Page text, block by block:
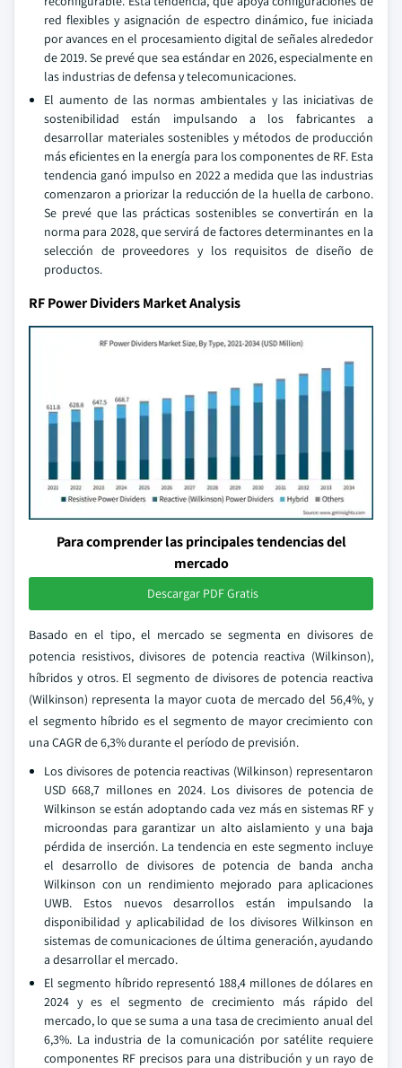
red flexibles y asignación de espectro dinámico, fue iniciada
por avances en el procesamiento digital de señales alrededor
de 2019. Se prevé que sea estándar en 2026, especialmente en
las industrias de defensa y telecomunicaciones.
El aumento de las normas ambientales y las iniciativas de
sostenibilidad están impulsando a los fabricantes a
desarrollar materiales sostenibles y métodos de producción
más eficientes en la energía para los componentes de RF. Esta
tendencia ganó impulso en 2022 a medida que las industrias
comenzaron a priorizar la reducción de la huella de carbono.
Se prevé que las prácticas sostenibles se convertirán en la
norma para 2028, que servirá de factores determinantes en la
selección de proveedores y los requisitos de diseño de
productos.
RF Power Dividers Market Analysis
Para comprender las principales tendencias del
mercado
Descargar PDF Gratis
Basado en el tipo, el mercado se segmenta en divisores de
potencia resistivos, divisores de potencia reactiva (Wilkinson),
híbridos y otros. El segmento de divisores de potencia reactiva
(Wilkinson) representa la mayor cuota de mercado del 56,4%, y
el segmento híbrido es el segmento de mayor crecimiento con
una CAGR de 6,3% durante el período de previsión.
Los divisores de potencia reactivas (Wilkinson) representaron
USD 668,7 millones en 2024. Los divisores de potencia de
Wilkinson se están adoptando cada vez más en sistemas RF y
microondas para garantizar un alto aislamiento y una baja
pérdida de inserción. La tendencia en este segmento incluye
el desarrollo de divisores de potencia de banda ancha
Wilkinson con un rendimiento mejorado para aplicaciones
UWB. Estos nuevos desarrollos están impulsando la
disponibilidad y aplicabilidad de los divisores Wilkinson en
sistemas de comunicaciones de última generación, ayudando
a desarrollar el mercado.
El segmento híbrido representó 188,4 millones de dólares en
2024 y es el segmento de crecimiento más rápido del
mercado, lo que se suma a una tasa de crecimiento anual del
6,3%. La industria de la comunicación por satélite requiere
componentes RF precisos para una distribución y un rayo de